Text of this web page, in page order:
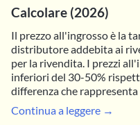
Calcolare (2026)
Il prezzo all'ingrosso è la
distributore addebita ai
per la rivendita. I prezzi
inferiori del 30-50%
differenza che rappresenta
Continua a leggere →